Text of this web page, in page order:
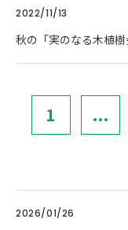
2022/11/13
秋の「実のなる木植樹
1 ...
2026/01/26